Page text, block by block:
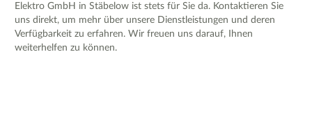
Elektro GmbH in Stäbelow ist stets für Sie da. Kontaktieren Sie
uns direkt, um mehr über unsere Dienstleistungen und deren
Verfügbarkeit zu erfahren. Wir freuen uns darauf, Ihnen
weiterhelfen zu können.